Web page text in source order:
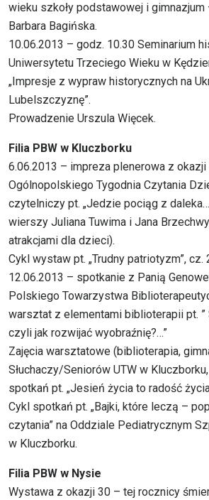
wieku szkoły podstawowej i
Barbara Bagińska.
10.06.2013 – godz. 10.30 Seminarium
Uniwersytetu Trzeciego Wieku w
„Impresje z wypraw historycznych na
Lubelszczyznę”.
Prowadzenie Urszula Więcek.
Filia PBW w Kluczborku
6.06.2013 – impreza plenerowa z
Ogólnopolskiego Tygodnia Czytania
czytelniczy pt. „Jedzie pociąg z
wierszy Juliana Tuwima i Jana
atrakcjami dla dzieci).
Cykl wystaw pt. „Trudny patriotyzm”, cz.
12.06.2013 – spotkanie z Panią
Polskiego Towarzystwa
warsztat z elementami biblioterapii pt. ”
czyli jak rozwijać wyobraźnię?…”
Zajęcia warsztatowe (biblioterapia,
Słuchaczy/Seniorów UTW w
spotkań pt. „Jesień życia to radość
Cykl spotkań pt. „Bajki, które leczą –
czytania” na Oddziale Pediatrycznym
w Kluczborku.
Filia PBW w Nysie
Wystawa z okazji 30 – tej rocznicy